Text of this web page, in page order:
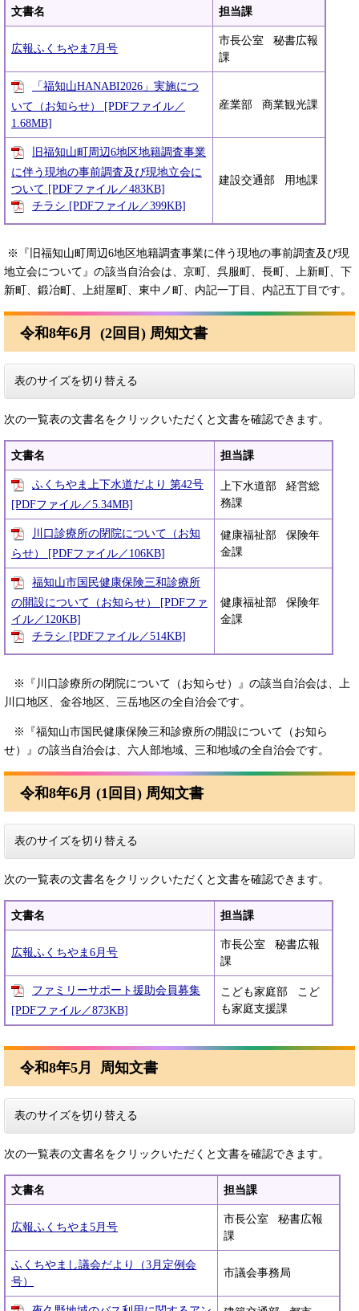
文書名 担当課
広報ふくちやま7月号
​市長公室 秘書広報
課
「福知山HANABI2026」実施につ
いて（お知らせ） [PDFファイル／
1.68MB]
産業部 商業観光課
旧福知山町周辺6地区地籍調査事業
に伴う現地の事前調査及び現地立会に
ついて [PDFファイル／483KB]
チラシ [PDFファイル／399KB]
建設交通部 用地課
※『旧福知山町周辺6地区地籍調査事業に伴う現地の事前調査及び現
地立会について』の該当自治会は、京町、呉服町、長町、上新町、下
新町、鍛冶町、上紺屋町、東中ノ町、内記一丁目、内記五丁目です。
令和8年6月 (2回目) 周知文書
表のサイズを切り替える
次の一覧表の文書名をクリックいただくと文書を確認できます。
文書名 担当課
ふくちやま上下水道だより 第42号
[PDFファイル／5.34MB]
上下水道部 経営総
務課
川口診療所の閉院について（お知
らせ） [PDFファイル／106KB]
健康福祉部 保険年
金課
福知山市国民健康保険三和診療所
の開設について（お知らせ） [PDFファ
イル／120KB]
チラシ [PDFファイル／514KB]
健康福祉部 保険年
金課
※『川口診療所の閉院について（お知らせ）』の該当自治会は、上
川口地区、金谷地区、三岳地区の全自治会です。
※『福知山市国民健康保険三和診療所の開設について（お知ら
せ）』の該当自治会は、六人部地域、三和地域の全自治会です。
令和8年6月 (1回目) 周知文書
表のサイズを切り替える
次の一覧表の文書名をクリックいただくと文書を確認できます。
文書名 担当課
広報ふくちやま6月号
市長公室 秘書広報
課
ファミリーサポート援助会員募集
[PDFファイル／873KB]
こども家庭部 こど
も家庭支援課
令和8年5月 周知文書
表のサイズを切り替える
次の一覧表の文書名をクリックいただくと文書を確認できます。
文書名 担当課
広報ふくちやま5月号
市長公室 秘書広報
課
ふくちやまし議会だより（3月定例会
号）
市議会事務局